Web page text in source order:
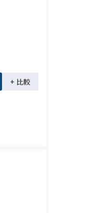
+ 比較